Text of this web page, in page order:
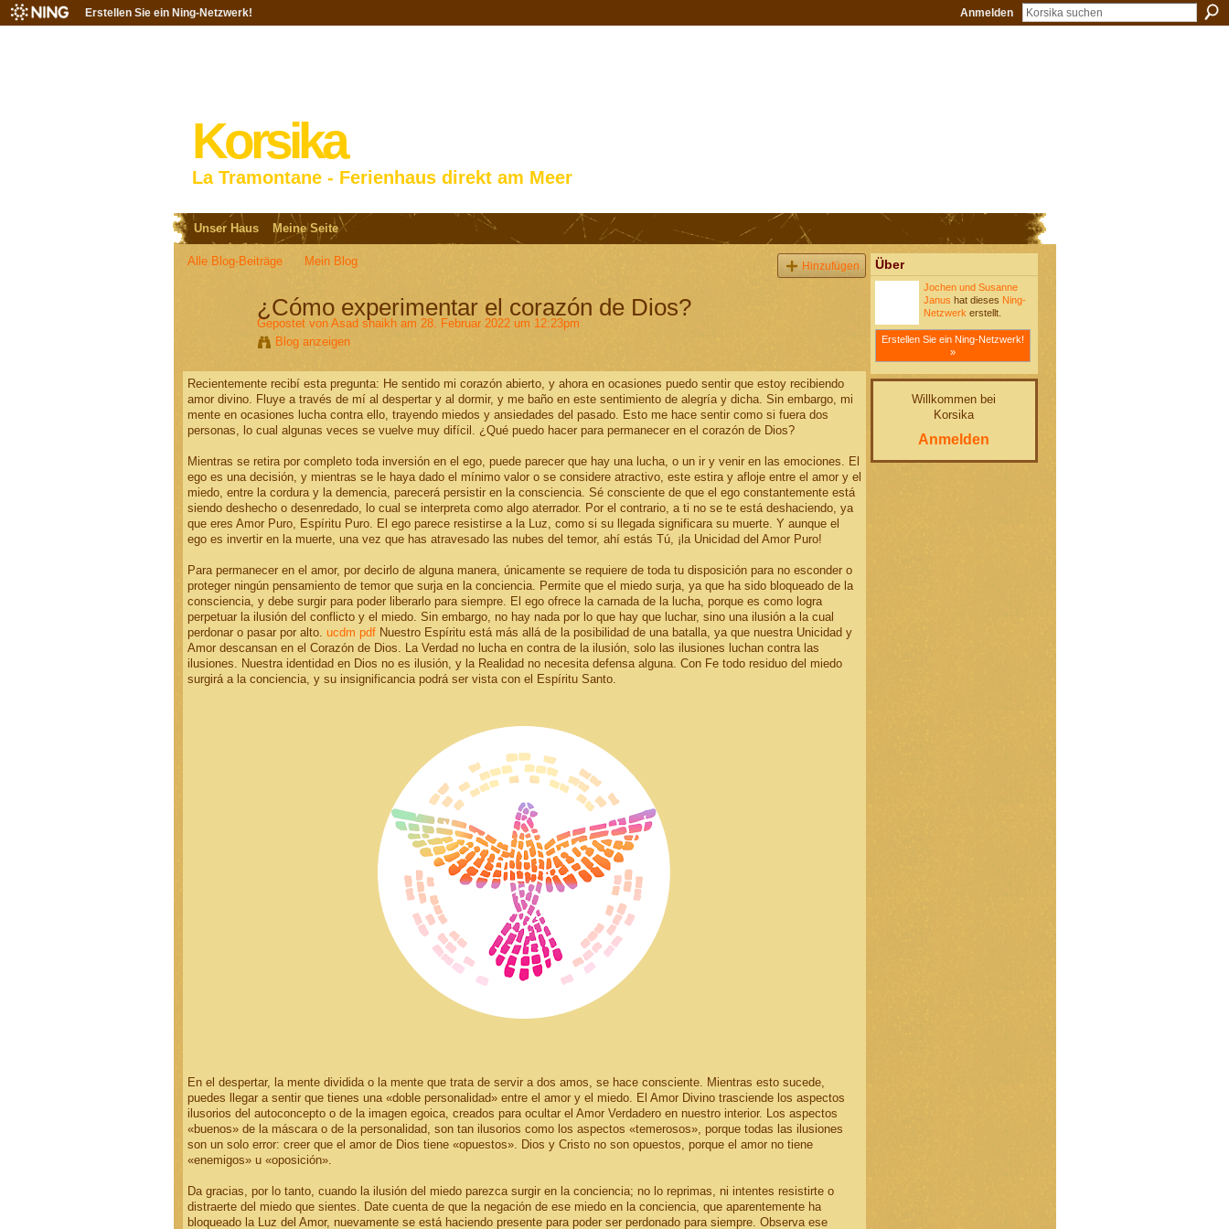
Erstellen Sie ein Ning-Netzwerk! Anmelden
Korsika
La Tramontane - Ferienhaus direkt am Meer
Unser Haus Meine Seite
Alle Blog-Beiträge Mein Blog Hinzufügen
¿Cómo experimentar el corazón de Dios?
Gepostet von Asad shaikham 28. Februar 2022 um 12:23pm
Blog anzeigen
Recientemente recibí esta pregunta: He sentido mi corazón abierto, y ahora en ocasiones puedo sentir que estoy recibiendo
amor divino. Fluye a través de mí al despertar y al dormir, y me baño en este sentimiento de alegría y dicha. Sin embargo, mi
mente en ocasiones lucha contra ello, trayendo miedos y ansiedades del pasado. Esto me hace sentir como si fuera dos
personas, lo cual algunas veces se vuelve muy difícil. ¿Qué puedo hacer para permanecer en el corazón de Dios?
Mientras se retira por completo toda inversión en el ego, puede parecer que hay una lucha, o un ir y venir en las emociones. El
ego es una decisión, y mientras se le haya dado el mínimo valor o se considere atractivo, este estira y afloje entre el amor y el
miedo, entre la cordura y la demencia, parecerá persistir en la consciencia. Sé consciente de que el ego constantemente está
siendo deshecho o desenredado, lo cual se interpreta como algo aterrador. Por el contrario, a ti no se te está deshaciendo, ya
que eres Amor Puro, Espíritu Puro. El ego parece resistirse a la Luz, como si su llegada significara su muerte. Y aunque el
ego es invertir en la muerte, una vez que has atravesado las nubes del temor, ahí estás Tú, ¡la Unicidad del Amor Puro!
Para permanecer en el amor, por decirlo de alguna manera, únicamente se requiere de toda tu disposición para no esconder o
proteger ningún pensamiento de temor que surja en la conciencia. Permite que el miedo surja, ya que ha sido bloqueado de la
consciencia, y debe surgir para poder liberarlo para siempre. El ego ofrece la carnada de la lucha, porque es como logra
perpetuar la ilusión del conflicto y el miedo. Sin embargo, no hay nada por lo que hay que luchar, sino una ilusión a la cual
perdonar o pasar por alto. ucdm pdfNuestro Espíritu está más allá de la posibilidad de una batalla, ya que nuestra Unicidad y
Amor descansan en el Corazón de Dios. La Verdad no lucha en contra de la ilusión, solo las ilusiones luchan contra las
ilusiones. Nuestra identidad en Dios no es ilusión, y la Realidad no necesita defensa alguna. Con Fe todo residuo del miedo
surgirá a la conciencia, y su insignificancia podrá ser vista con el Espíritu Santo.
En el despertar, la mente dividida o la mente que trata de servir a dos amos, se hace consciente. Mientras esto sucede,
puedes llegar a sentir que tienes una «doble personalidad» entre el amor y el miedo. El Amor Divino trasciende los aspectos
ilusorios del autoconcepto o de la imagen egoica, creados para ocultar el Amor Verdadero en nuestro interior. Los aspectos
«buenos» de la máscara o de la personalidad, son tan ilusorios como los aspectos «temerosos», porque todas las ilusiones
son un solo error: creer que el amor de Dios tiene «opuestos». Dios y Cristo no son opuestos, porque el amor no tiene
«enemigos» u «oposición».
Da gracias, por lo tanto, cuando la ilusión del miedo parezca surgir en la conciencia; no lo reprimas, ni intentes resistirte o
distraerte del miedo que sientes. Date cuenta de que la negación de ese miedo en la conciencia, que aparentemente ha
bloqueado la Luz del Amor, nuevamente se está haciendo presente para poder ser perdonado para siempre. Observa ese
Über
Jochen und Susanne
Janus hat dieses Ning-
Netzwerk erstellt.
Erstellen Sie ein Ning-Netzwerk!
»
Willkommen bei
Korsika
Anmelden